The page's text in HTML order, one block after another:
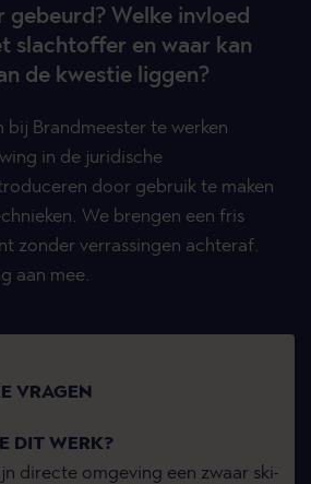
gebeurd? Welke invloed
slachtoffer en waar kan
de kwestie liggen?
bij Brandmeester te werken
in de juridische
door gebruik te maken
We brengen een fris
zonder verrassingen achteraf.
aan mee.
VRAGEN
DIT WERK?
directe omgeving een zwaar ski-